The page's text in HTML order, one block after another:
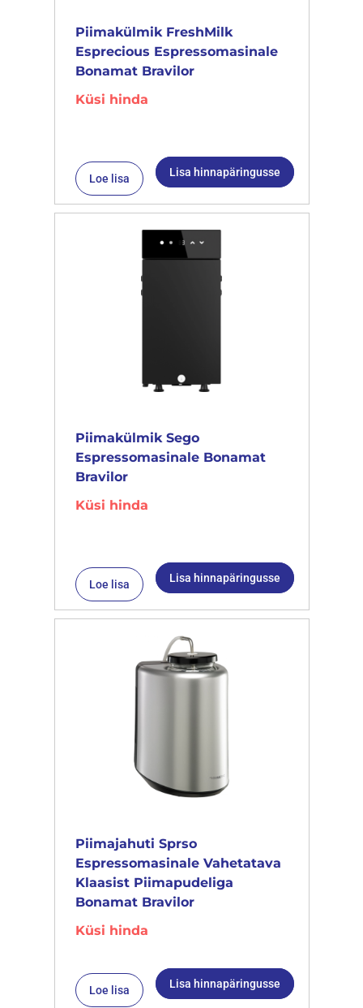
Piimakülmik FreshMilk
Esprecious Espressomasinale
Bonamat Bravilor
Küsi hinda
Loe lisa Lisa hinnapäringusse
Piimakülmik Sego
Espressomasinale Bonamat
Bravilor
Küsi hinda
Loe lisa Lisa hinnapäringusse
Piimajahuti Sprso
Espressomasinale Vahetatava
Klaasist Piimapudeliga
Bonamat Bravilor
Küsi hinda
Loe lisa Lisa hinnapäringusse